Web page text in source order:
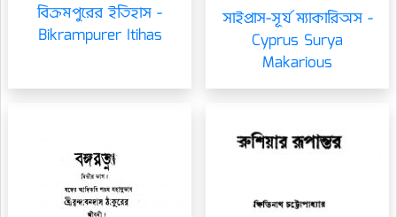
বিক্রমপুরের ইতিহাস -
Bikrampurer Itihas
সাইপ্রাস-সূর্য ম্যাকারিঅস -
Cyprus Surya
Makarious